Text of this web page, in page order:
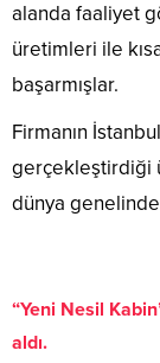
alanda faaliyet
üretimleri ile
başarmışlar.
Firmanın
gerçekleştirdiği
dünya
“Yeni Nesil
aldı.